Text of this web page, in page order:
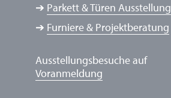
➔ Parkett & Türen Ausstellung
➔ Furniere & Projektberatung
Ausstellungsbesuche auf
Voranmeldung